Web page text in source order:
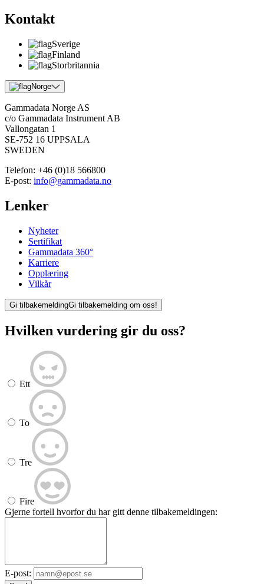
Kontakt
Sverige
Finland
Storbritannia
Norge
Gammadata Norge AS
c/o Gammadata Instrument AB
Vallongatan 1
SE-752 16 UPPSALA
SWEDEN
Telefon: +46 (0)18 566800
E-post: info@gammadata.no
Lenker
Nyheter
Sertifikat
Gammadata 360°
Karriere
Opplæring
Vilkår
Gi tilbakemeldingGi tilbakemelding om oss!
Hvilken vurdering gir du oss?
Ett
To
Tre
Fire
Gjerne fortell hvorfor du har gitt denne tilbakemeldingen:
E-post: